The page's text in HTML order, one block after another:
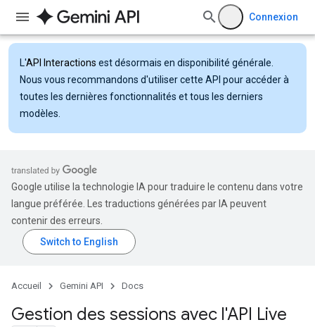
Connexion
L'API Interactions est désormais en disponibilité générale.
Nous vous recommandons d'utiliser cette API pour accéder à
toutes les dernières fonctionnalités et tous les derniers
modèles.
Google utilise la technologie IA pour traduire le contenu dans votre
langue préférée. Les traductions générées par IA peuvent
contenir des erreurs.
Accueil Gemini API Docs
Gestion des sessions avec l'API Live